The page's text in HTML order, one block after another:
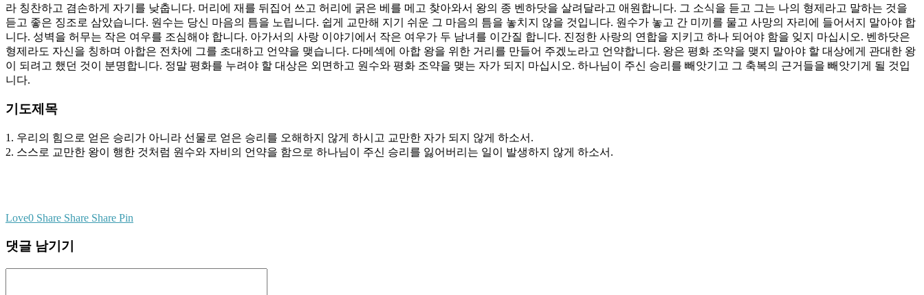
라 칭찬하고 겸손하게 자기를 낮춥니다. 머리에 재를 뒤집어 쓰고 허리에 굵은 베를 메고 찾아와서 왕의 종 벤하닷을 살려달라고 애원합니다. 그 소식을 듣고 그는 나의 형제라고 말하는 것을
듣고 좋은 징조로 삼았습니다. 원수는 당신 마음의 틈을 노립니다. 쉽게 교만해 지기 쉬운 그 마음의 틈을 놓치지 않을 것입니다. 원수가 놓고 간 미끼를 물고 사망의 자리에 들어서지 말아야 합
니다. 성벽을 허무는 작은 여우를 조심해야 합니다. 아가서의 사랑 이야기에서 작은 여우가 두 남녀를 이간질 합니다. 진정한 사랑의 연합을 지키고 하나 되어야 함을 잊지 마십시오. 벤하닷은
형제라도 자신을 칭하며 아합은 전차에 그를 초대하고 언약을 맺습니다. 다메섹에 아합 왕을 위한 거리를 만들어 주겠노라고 언약합니다. 왕은 평화 조약을 맺지 말아야 할 대상에게 관대한 왕
이 되려고 했던 것이 분명합니다. 정말 평화를 누려야 할 대상은 외면하고 원수와 평화 조약을 맺는 자가 되지 마십시오. 하나님이 주신 승리를 빼앗기고 그 축복의 근거들을 빼앗기게 될 것입
니다.
기도제목
1. 우리의 힘으로 얻은 승리가 아니라 선물로 얻은 승리를 오해하지 않게 하시고 교만한 자가 되지 않게 하소서.
2. 스스로 교만한 왕이 행한 것처럼 원수와 자비의 언약을 함으로 하나님이 주신 승리를 잃어버리는 일이 발생하지 않게 하소서.
Love0 Share Share Share Pin
댓글 남기기